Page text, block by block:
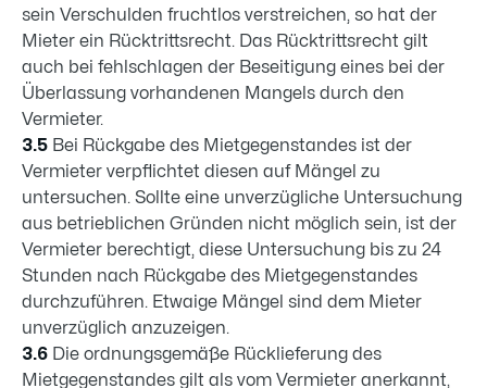
sein Verschulden fruchtlos verstreichen, so hat der
Mieter ein Rücktrittsrecht. Das Rücktrittsrecht gilt
auch bei fehlschlagen der Beseitigung eines bei der
Überlassung vorhandenen Mangels durch den
Vermieter.
3.5 Bei Rückgabe des Mietgegenstandes ist der
Vermieter verpflichtet diesen auf Mängel zu
untersuchen. Sollte eine unverzügliche Untersuchung
aus betrieblichen Gründen nicht möglich sein, ist der
Vermieter berechtigt, diese Untersuchung bis zu 24
Stunden nach Rückgabe des Mietgegenstandes
durchzuführen. Etwaige Mängel sind dem Mieter
unverzüglich anzuzeigen.
3.6 Die ordnungsgemäße Rücklieferung des
Mietgegenstandes gilt als vom Vermieter anerkannt,